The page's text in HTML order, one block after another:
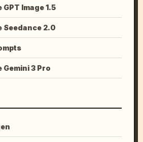
Image 1.5
2.0
3 Pro